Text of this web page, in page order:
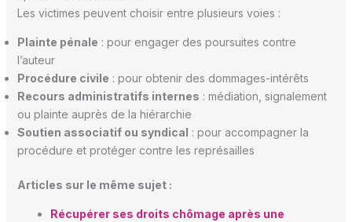
Les victimes peuvent choisir entre plusieurs voies :
Plainte pénale : pour engager des poursuites contre
l’auteur
Procédure civile : pour obtenir des dommages-intérêts
Recours administratifs internes : médiation, signalement
ou plainte auprès de la hiérarchie
Soutien associatif ou syndical : pour accompagner la
procédure et protéger contre les représailles
Articles sur le même sujet :
Récupérer ses droits chômage après une